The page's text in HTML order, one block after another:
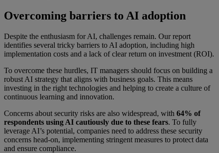
Overcoming barriers to AI adoption
Despite the enthusiasm for AI, challenges remain. Our report
identifies several tricky barriers to AI adoption, including high
implementation costs and a lack of clear return on investment (ROI).
To overcome these hurdles, IT managers should focus on building a
robust AI strategy that aligns with business goals. This means
investing in the right technologies and helping to create a culture of
continuous learning and innovation.
Concerns about security risks are also widespread, with 64% of
respondents using AI cautiously due to these fears. To fully
leverage AI’s potential, companies need to address these security
concerns head-on, implementing stringent measures to protect data
and ensure compliance.